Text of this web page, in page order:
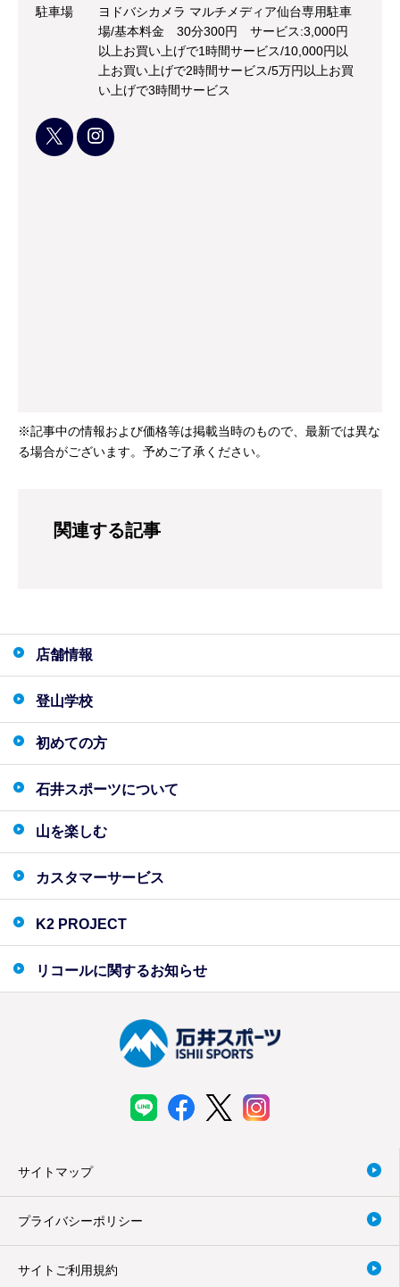
駐車場
ヨドバシカメラ マルチメディア仙台専用駐車
場/基本料金 30分300円 サービス:3,000円
以上お買い上げで1時間サービス/10,000円以
上お買い上げで2時間サービス/5万円以上お買
い上げで3時間サービス
※記事中の情報および価格等は掲載当時のもので、最新では異な
る場合がございます。予めご了承ください。
関連する記事
店舗情報
登山学校
初めての方
石井スポーツについて
山を楽しむ
カスタマーサービス
K2 PROJECT
リコールに関するお知らせ
サイトマップ
プライバシーポリシー
サイトご利用規約